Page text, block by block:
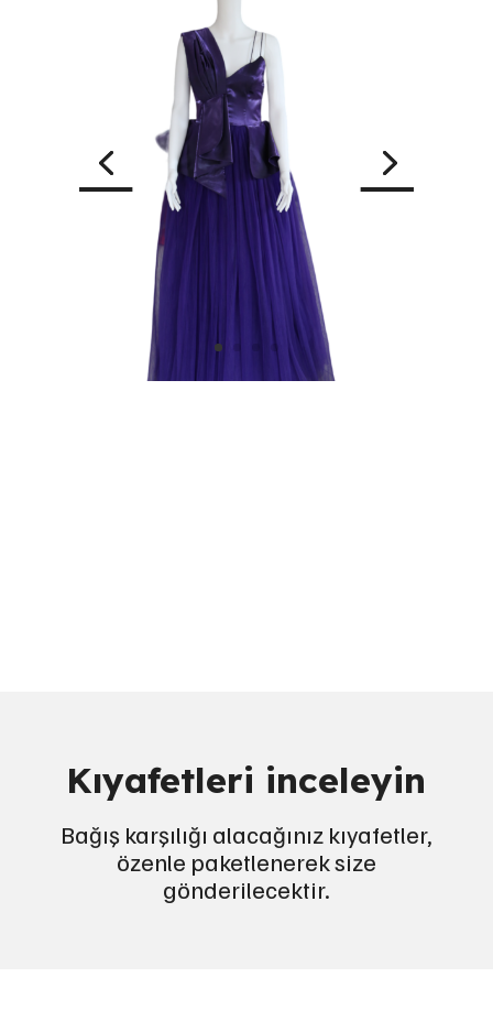
Kıyafetleri inceleyin
Bağış karşılığı alacağınız kıyafetler,
özenle paketlenerek size
gönderilecektir.